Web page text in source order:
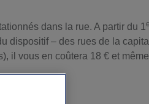
dans la rue. A partir du 1
dispositif – des rues de la
il vous en coûtera 18 € et